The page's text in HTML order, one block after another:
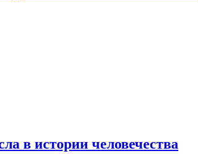
в истории человечества